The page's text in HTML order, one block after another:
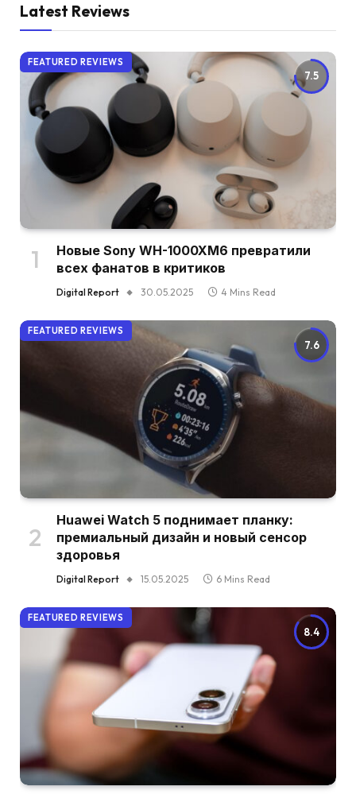
Latest Reviews
7.5
FEATURED REVIEWS
Новые Sony WH-1000XM6 превратили
всех фанатов в критиков
Digital Report 30.05.2025 4 Mins Read
7.6
FEATURED REVIEWS
Huawei Watch 5 поднимает планку:
премиальный дизайн и новый сенсор
здоровья
Digital Report 15.05.2025 6 Mins Read
8.4
FEATURED REVIEWS